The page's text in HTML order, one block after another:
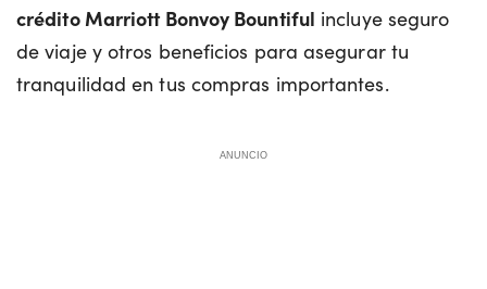
crédito Marriott Bonvoy Bountiful incluye seguro
de viaje y otros beneficios para asegurar tu
tranquilidad en tus compras importantes.
ANUNCIO